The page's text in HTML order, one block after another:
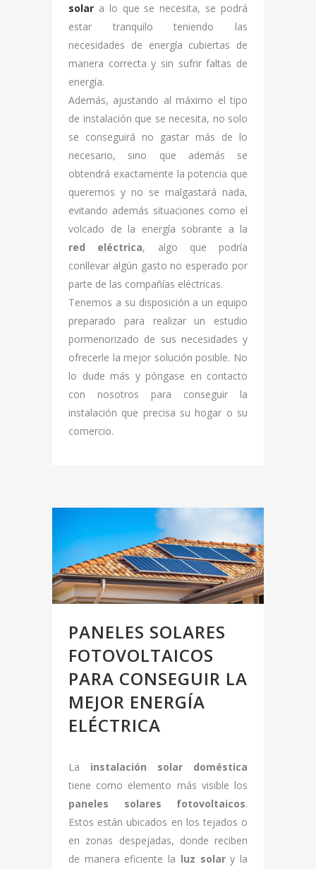
solar a lo que se necesita, se podrá
estar tranquilo teniendo las
necesidades de energía cubiertas de
manera correcta y sin sufrir faltas de
energía.
Además, ajustando al máximo el tipo
de instalación que se necesita, no solo
se conseguirá no gastar más de lo
necesario, sino que además se
obtendrá exactamente la potencia que
queremos y no se malgastará nada,
evitando además situaciones como el
volcado de la energía sobrante a la
red eléctrica, algo que podría
conllevar algún gasto no esperado por
parte de las compañías eléctricas.
Tenemos a su disposición a un equipo
preparado para realizar un estudio
pormenorizado de sus necesidades y
ofrecerle la mejor solución posible. No
lo dude más y póngase en contacto
con nosotros para conseguir la
instalación que precisa su hogar o su
comercio.
PANELES SOLARES
FOTOVOLTAICOS
PARA CONSEGUIR LA
MEJOR ENERGÍA
ELÉCTRICA
La instalación solar doméstica
tiene como elemento más visible los
paneles solares fotovoltaicos.
Estos están ubicados en los tejados o
en zonas despejadas, donde reciben
de manera eficiente la luz solary la